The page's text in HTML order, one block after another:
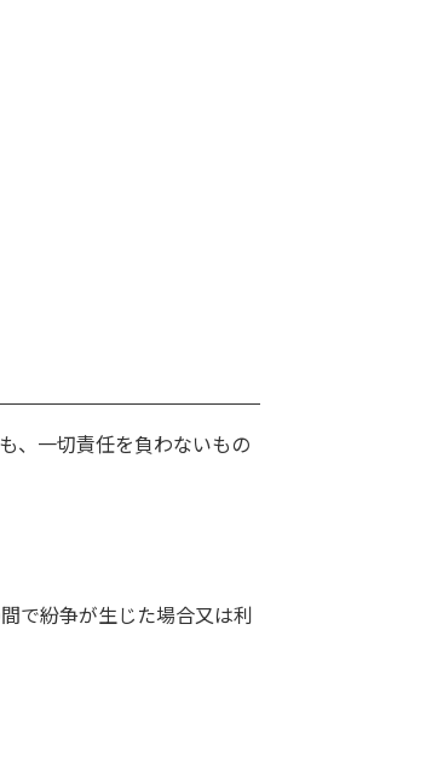
、一切責任を負わないもの
で紛争が生じた場合又は利